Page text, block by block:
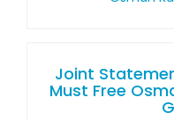
Joint
Must Free